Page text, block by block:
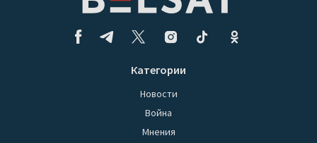
Категории
Новости
Война
Мнения